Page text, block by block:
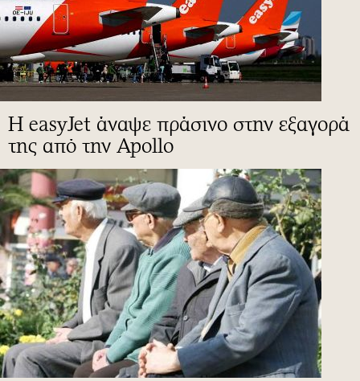
Η easyJet άναψε πράσινο στην εξαγορά
της από την Apollo